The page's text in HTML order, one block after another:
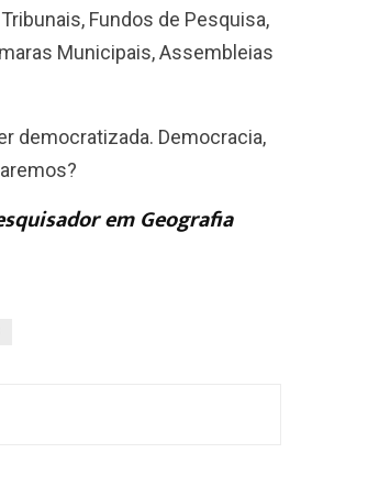
Fundos de Pesquisa,
Municipais, Assembleias
democratizada. Democracia,
em Geografia